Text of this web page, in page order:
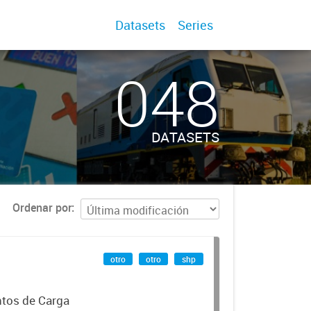
Datasets Series
048
DATASETS
Ordenar por
de Carga
otro otro shp